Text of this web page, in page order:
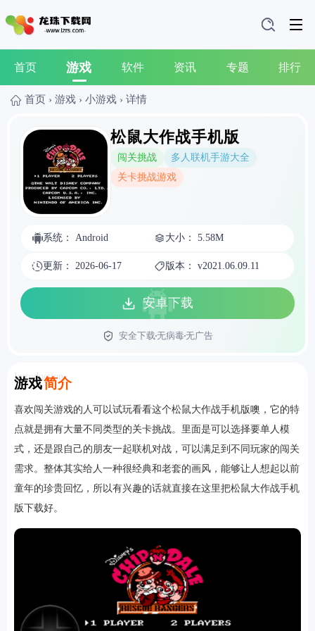
首页 游戏 软件 资讯 专题 排行
首页 › 游戏 › 小游戏 › 详情
松鼠大作战手机版
闯关挑战
多人联机手游大全
关卡挑战游戏
系统： Android 大小： 5.58M
更新： 2026-06-17 版本： v2021.06.09.11
安卓下载
安全下载无病毒无广告
游戏简介
Introduction
喜欢闯关游戏的人可以试玩看看这个松鼠大作战手机版噢，它的特
点就是拥有大量不同类型的关卡挑战。里面是可以选择要单人模
式，还是跟自己的朋友一起联机对战，可以满足到不同玩家的闯关
需求。整体其实给人一种很经典和老套的画风，能够让人想起以前
童年的珍贵回忆，所以有兴趣的话就直接在这里把松鼠大作战手机
版下载好。